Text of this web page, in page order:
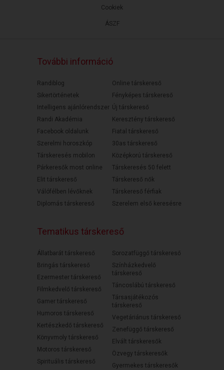
ÁSZF
Cookiek
További információ
Randiblog
Sikertörténetek
Intelligens ajánlórendszer
Randi Akadémia
Facebook oldalunk
Szerelmi horoszkóp
Társkeresés mobilon
Párkeresők most online
Elit társkereső
Válófélben lévőknek
Diplomás társkereső
Online társkereső
Fényképes társkereső
Új társkereső
Keresztény társkereső
Fiatal társkereső
30as társkereső
Középkorú társkereső
Társkeresés 50 felett
Társkereső nők
Társkereső férfiak
Szerelem első keresésre
Tematikus társkereső
Állatbarát társkereső
Bringás társkereső
Ezermester társkereső
Filmkedvelő társkereső
Gamer társkereső
Humoros társkereső
Kertészkedő társkereső
Könyvmoly társkereső
Motoros társkereső
Spirituális társkereső
Sorozatfüggő társkereső
Színházkedvelő
társkereső
Táncoslábú társkereső
Társasjátékozós
társkereső
Vegetáriánus társkereső
Zenefüggő társkereső
Elvált társkeresők
Özvegy társkeresők
Gyermekes társkeresők